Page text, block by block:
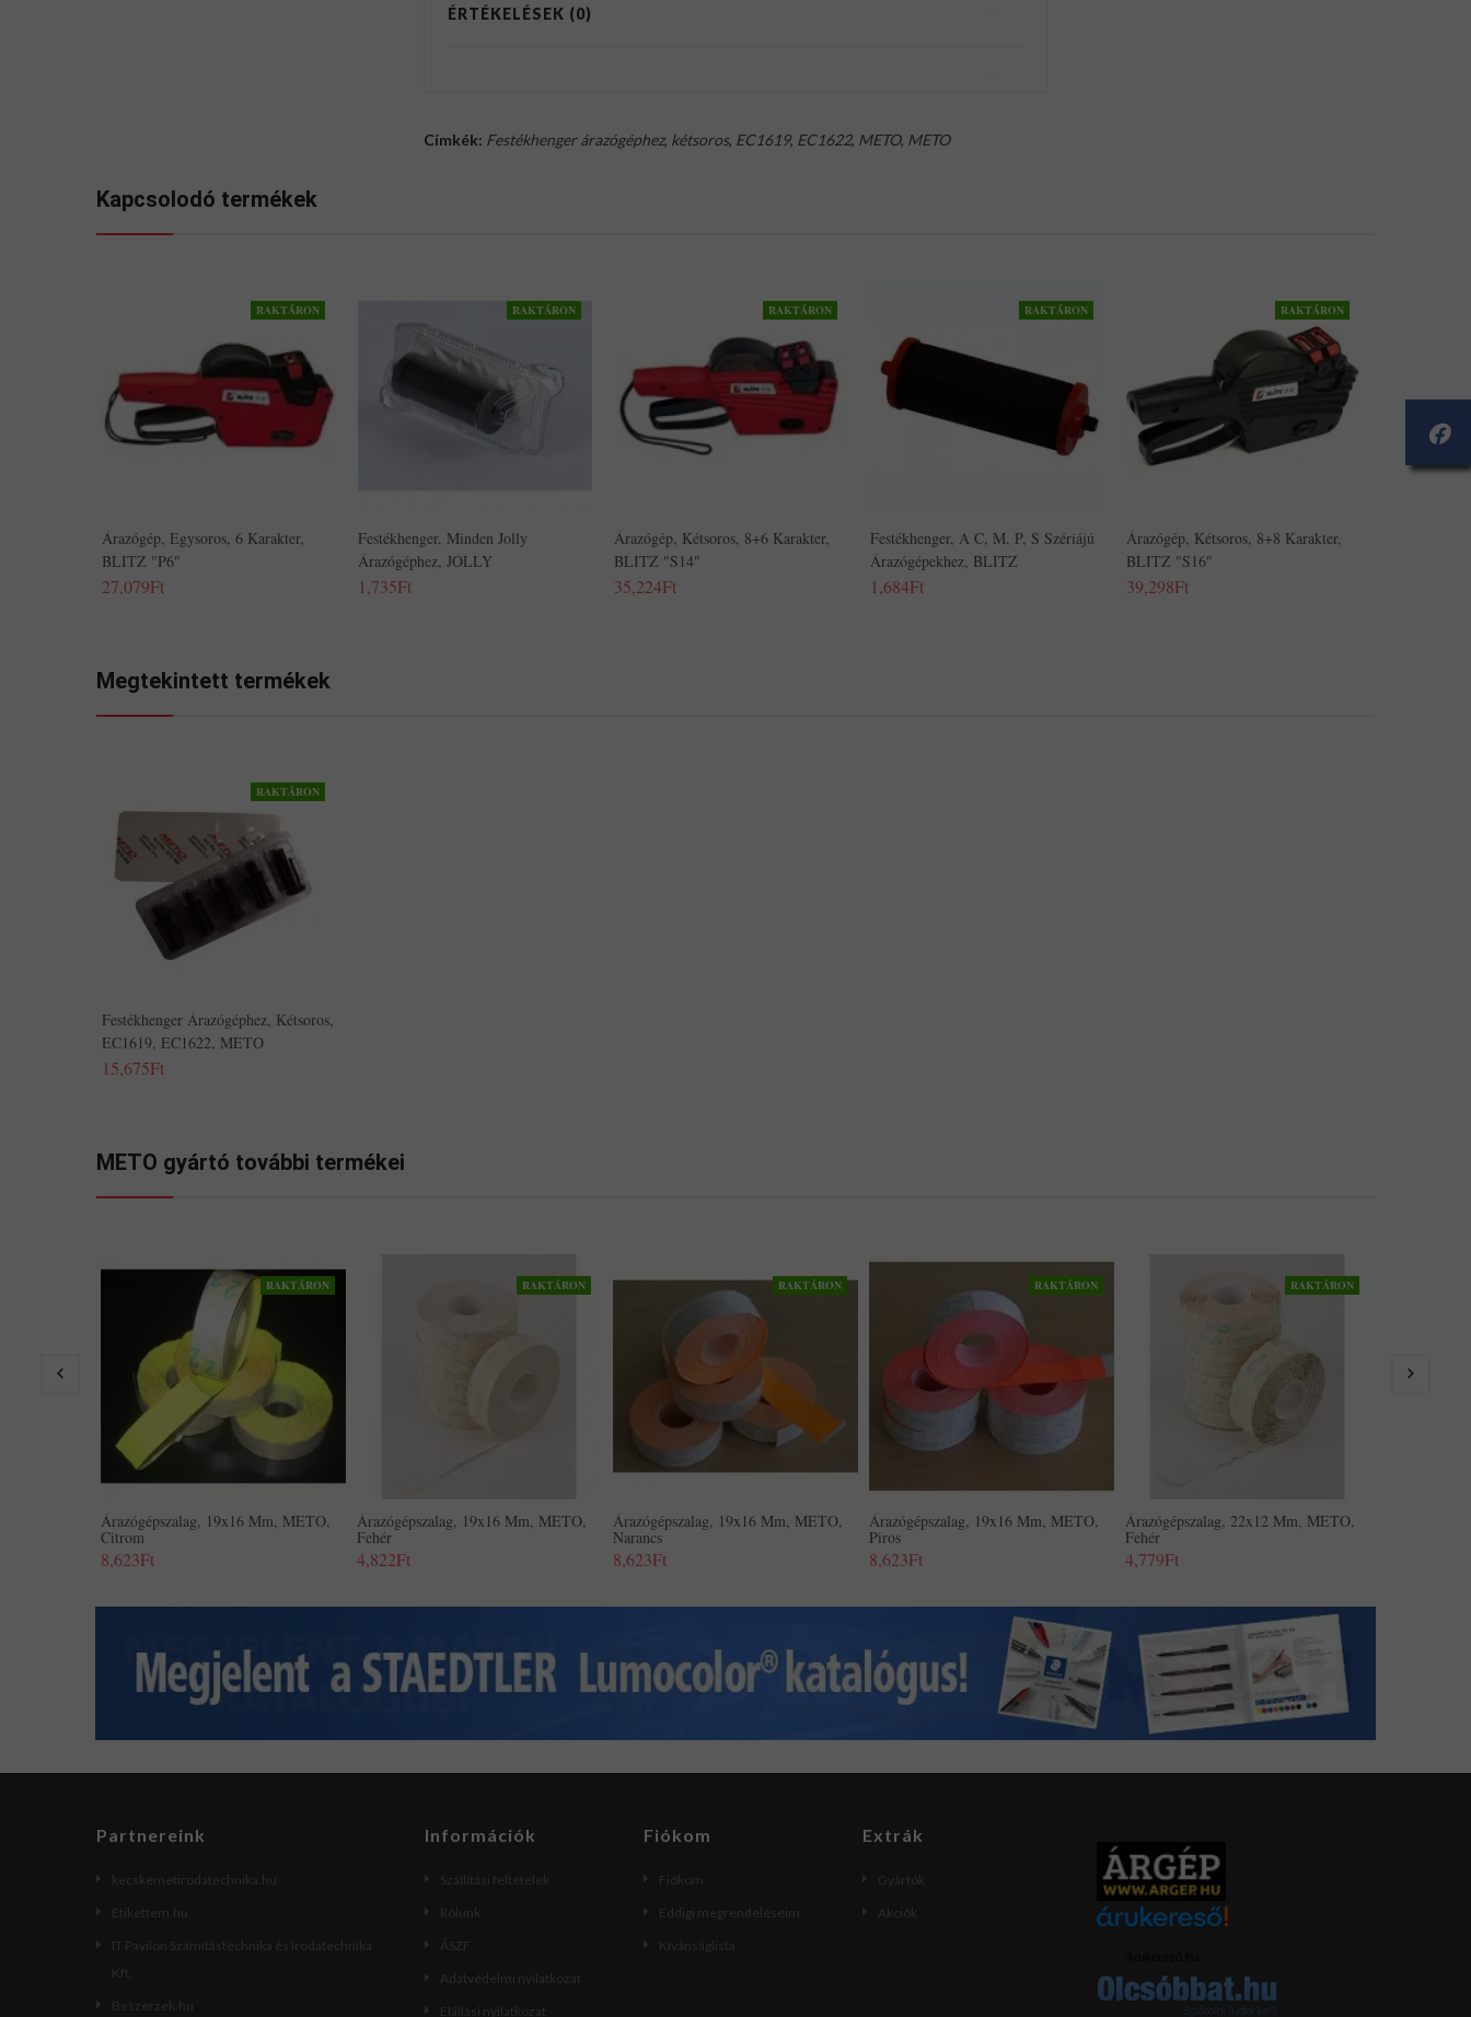
ÉRTÉKELÉSEK (0)
Címkék: Festékhenger árazógéphez, kétsoros, EC1619, EC1622, METO, METO
Kapcsolodó termékek
RAKTÁRON
Árazógép, Egysoros, 6 Karakter,
BLITZ "P6"
27,079Ft
RAKTÁRON
Festékhenger, Minden Jolly
Árazógéphez, JOLLY
1,735Ft
RAKTÁRON
Árazógép, Kétsoros, 8+6 Karakter,
BLITZ "S14"
35,224Ft
RAKTÁRON
Festékhenger, A C, M, P, S Szériájú
Árazógépekhez, BLITZ
1,684Ft
RAKTÁRON
Árazógép, Kétsoros, 8+8 Karakter,
BLITZ "S16"
39,298Ft
Megtekintett termékek
RAKTÁRON
Festékhenger Árazógéphez, Kétsoros,
EC1619, EC1622, METO
15,675Ft
METO gyártó további termékei
RAKTÁRON
Árazógépszalag, 19x16 Mm, METO,
Citrom
8,623Ft
RAKTÁRON
Árazógépszalag, 19x16 Mm, METO,
Fehér
4,822Ft
RAKTÁRON
Árazógépszalag, 19x16 Mm, METO,
Narancs
8,623Ft
RAKTÁRON
Árazógépszalag, 19x16 Mm, METO,
Piros
8,623Ft
RAKTÁRON
Árazógépszalag, 22x12 Mm, METO,
Fehér
4,779Ft
Partnereink
kecskemetirodatechnika.hu
Etikettem.hu
IT Pavilon Számítástechnika és Irodatechnika
Kft.
Beszerzek.hu
Információk
Szállítási feltételek
Rólunk
ÁSZF
Adatvédelmi nyilatkozat
Elállási nyilatkozat
Fiókom
Fiókom
Eddigi megrendeléseim
Kívánságlista
Extrák
Gyártók
Akciók